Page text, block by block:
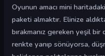
Oyunun amacı mini
paketi almaktır. Elinize
bırakmanız gereken yeşil bir
renkte yanıp sönüyorsa,